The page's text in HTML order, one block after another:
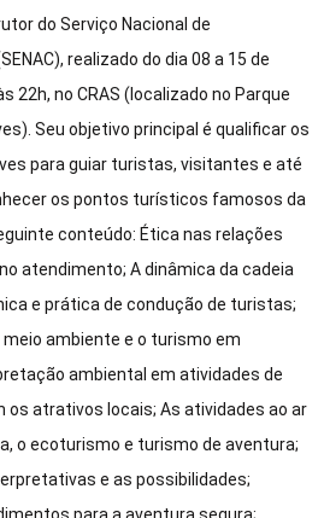
do Serviço Nacional de
realizado do dia 08 a 15 de
22h, no CRAS (localizado no Parque
Seu objetivo principal é qualificar os
para guiar turistas, visitantes e até
os pontos turísticos famosos da
conteúdo: Ética nas relações
atendimento; A dinâmica da cadeia
e prática de condução de turistas;
ambiente e o turismo em
ambiental em atividades de
os atrativos locais; As atividades ao ar
o ecoturismo e turismo de aventura;
e as possibilidades;
para a aventura segura;